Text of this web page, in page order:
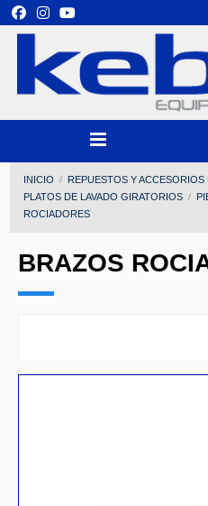
INICIO
REPUESTOS Y ACCESORIOS
PLATOS DE LAVADO GIRATORIOS
ROCIADORES
BRAZOS